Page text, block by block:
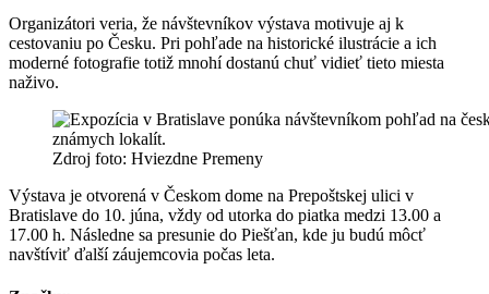
Organizátori veria, že návštevníkov výstava motivuje aj k
cestovaniu po Česku. Pri pohľade na historické ilustrácie a ich
moderné fotografie totiž mnohí dostanú chuť vidieť tieto miesta
naživo.
Zdroj foto: Hviezdne Premeny
Výstava je otvorená v Českom dome na Prepoštskej ulici v
Bratislave do 10. júna, vždy od utorka do piatka medzi 13.00 a
17.00 h. Následne sa presunie do Piešťan, kde ju budú môcť
navštíviť ďalší záujemcovia počas leta.